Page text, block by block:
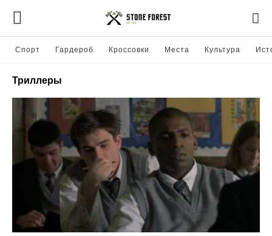
Спорт Гардероб Кроссовки Места Культура
Триллеры